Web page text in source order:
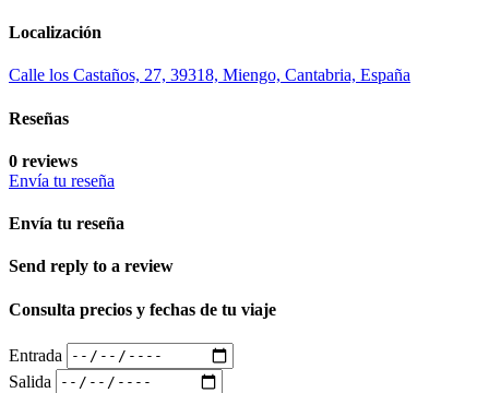
Localización
Calle los Castaños, 27, 39318, Miengo, Cantabria, España
Reseñas
0 reviews
Envía tu reseña
Envía tu reseña
Send reply to a review
Consulta precios y fechas de tu viaje
Entrada
Salida